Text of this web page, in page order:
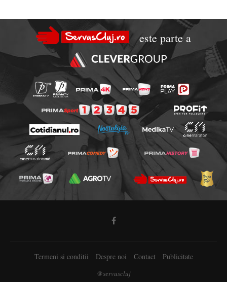
este parte a
Termeni si conditii Despre noi Contact Publicitate
@servuscluj